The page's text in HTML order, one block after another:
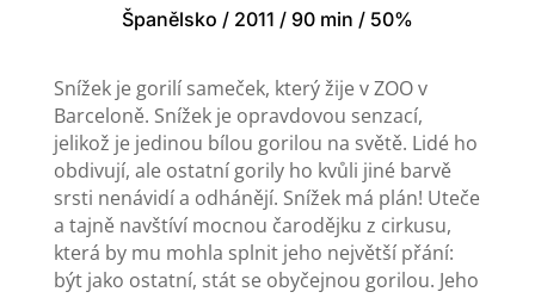
Španělsko / 2011 / 90 min / 50%
Snížek je gorilí sameček, který žije v ZOO v
Barceloně. Snížek je opravdovou senzací,
jelikož je jedinou bílou gorilou na světě. Lidé ho
obdivují, ale ostatní gorily ho kvůli jiné barvě
srsti nenávidí a odhánějí. Snížek má plán! Uteče
a tajně navštíví mocnou čarodějku z cirkusu,
která by mu mohla splnit jeho největší přání:
být jako ostatní, stát se obyčejnou gorilou. Jeho